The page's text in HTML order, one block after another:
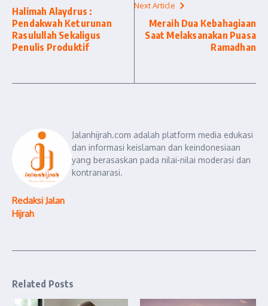
Halimah Alaydrus :
Pendakwah Keturunan
Rasulullah Sekaligus
Penulis Produktif
Next Article
Meraih Dua Kebahagiaan
Saat Melaksanakan Puasa
Ramadhan
Redaksi Jalan
Hijrah
Jalanhijrah.com adalah platform media edukasi
dan informasi keislaman dan keindonesiaan
yang berasaskan pada nilai-nilai moderasi dan
kontranarasi.
Related Posts